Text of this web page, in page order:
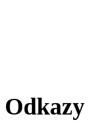
Odkazy